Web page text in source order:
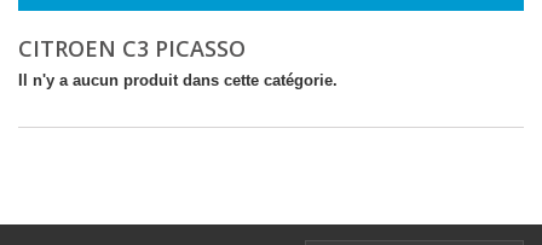
CITROEN C3 PICASSO
Il n'y a aucun produit dans cette catégorie.